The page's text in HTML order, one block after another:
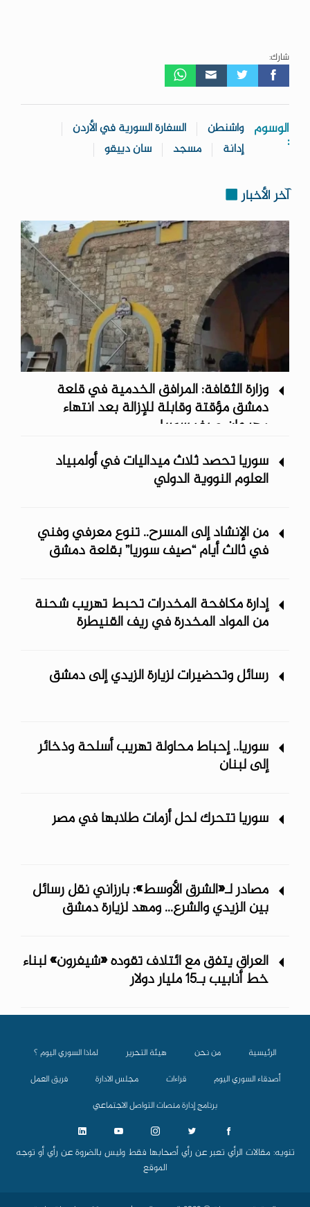
شارك:
الوسوم
:
واشنطن
السفارة السورية في الأردن
إدانة
مسجد سان دييقو
آخر الأخبار
وزارة الثقافة: المرافق الخدمية في قلعة
دمشق مؤقتة وقابلة للإزالة بعد انتهاء
مهرجان صيف سوريا
سوريا تحصد ثلاث ميداليات في أولمبياد
العلوم النووية الدولي
من الإنشاد إلى المسرح.. تنوع معرفي وفني
في ثالث أيام “صيف سوريا” ‏بقلعة دمشق
إدارة مكافحة المخدرات تحبط تهريب شحنة
من المواد المخدرة في ريف ‏القنيطرة
رسائل وتحضيرات لزيارة الزيدي إلى دمشق
سوريا.. إحباط محاولة تهريب أسلحة وذخائر
إلى لبنان
سوريا تتحرك لحل أزمات طلابها في مصر
مصادر لـ«الشرق الأوسط»: بارزاني نقل رسائل
بين الزيدي والشرع... ومهد لزيارة دمشق
العراق يتفق مع ائتلاف تقوده «شيفرون» لبناء
خط أنابيب بـ15 مليار دولار
الرئيسية من نحن هيئة التحرير
لماذا السوري اليوم ؟
أصدقاء السوري اليوم
قراءات مجلس الادارة
فريق العمل
برنامج إدارة منصات التواصل الاجتماعي
تنويه: مقالات الرأي تعبر عن رأي أصحابها فقط وليس بالضروة عن رأي أو توجه
الموقع